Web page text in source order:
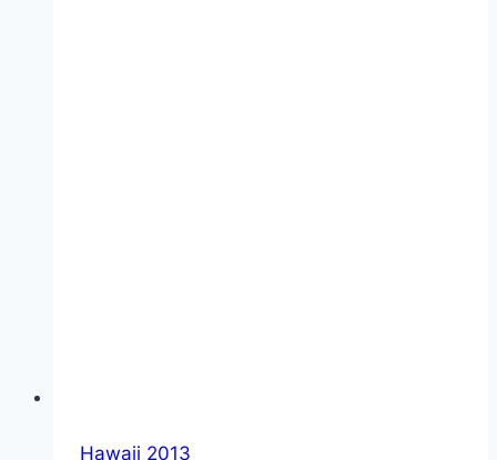
Hawaii 2013